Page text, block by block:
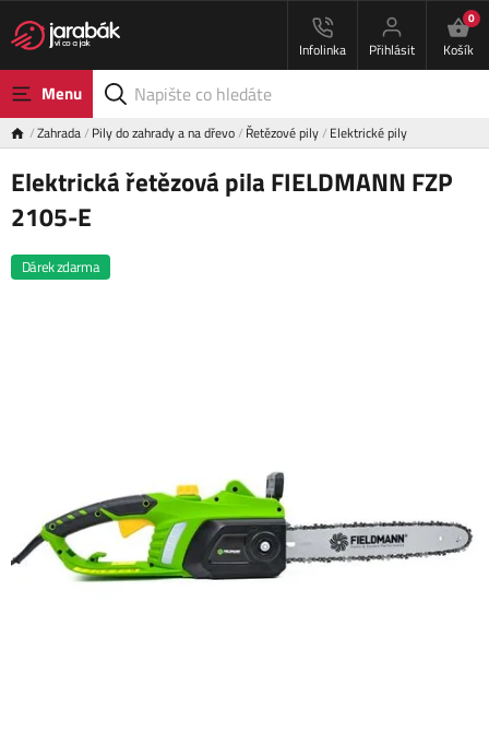
Infolinka Přihlásit
0
Košík
Menu
Zahrada Pily do zahrady a na dřevo Řetězové pily Elektrické pily
Elektrická řetězová pila FIELDMANN FZP
2105-E
Dárek zdarma